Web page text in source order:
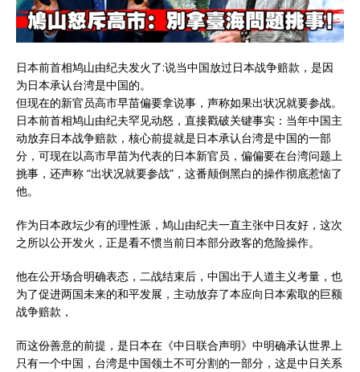
日本前首相鸠山由纪夫发火了:说当中国放过日本战争赔款，是因
为日本承认台湾是中国的。
但现在的新官员高市早苗偏要拿说事，声称如果出状况就要参战。
日本前首相鸠山由纪夫罕见动怒，直接戳破关键事实：当年中国主
动放弃日本战争赔款，核心前提就是日本承认台湾是中国的一部
分，可现在以高市早苗为代表的日本新官员，偏偏要在台湾问题上
挑事，还声称 “出状况就要参战”，这番颠倒黑白的操作彻底惹恼了
他。
作为日本政坛少有的理性派，鸠山由纪夫一直主张中日友好，这次
之所以公开发火，正是看不惯当前日本部分政客的危险操作。
他在公开场合明确表态，二战结束后，中国出于人道主义考量，也
为了促进两国未来的和平发展，主动放弃了本应向日本索取的巨额
战争赔款，
而这份善意的前提，是日本在《中日联合声明》中明确承认世界上
只有一个中国，台湾是中国领土不可分割的一部分，这是中日关系